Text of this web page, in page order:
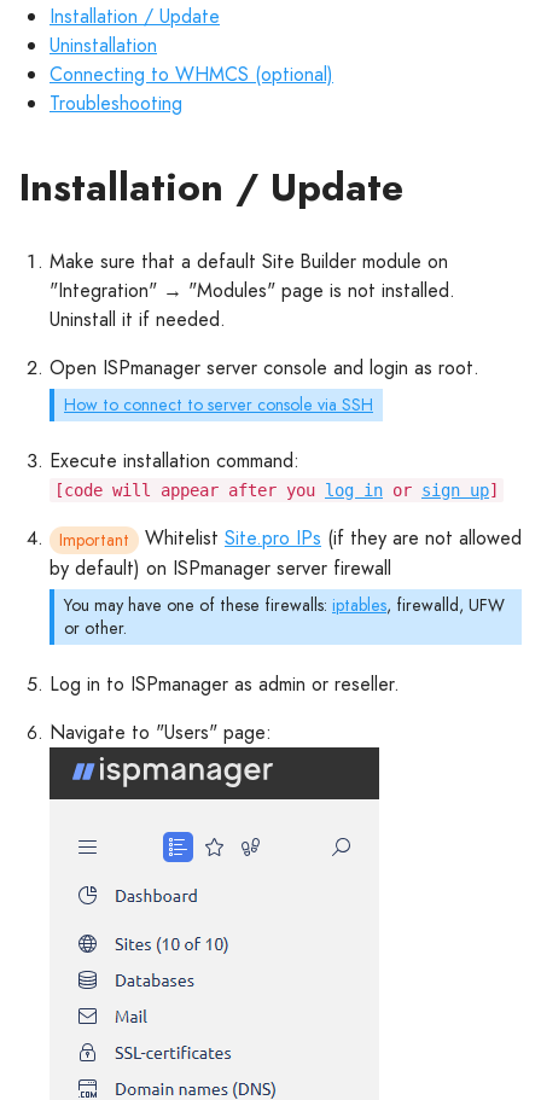
Installation / Update
Uninstallation
Connecting to WHMCS (optional)
Troubleshooting
Installation / Update
Make sure that a default Site Builder module on
"Integration" → "Modules" page is not installed.
Uninstall it if needed.
Open ISPmanager server console and login as root.
How to connect to server console via SSH
Execute installation command:
[code will appear after you log in or sign up]
Important Whitelist Site.pro IPs (if they are not allowed
by default) on ISPmanager server firewall
You may have one of these firewalls: iptables, firewalld, UFW
or other.
Log in to ISPmanager as admin or reseller.
Navigate to "Users" page: